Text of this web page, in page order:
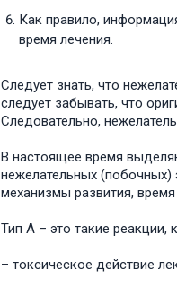
Как правило,
время лечения.
Следует знать, что
следует забывать, что
Следовательно,
В настоящее время
нежелательных
механизмы развития,
Тип А – это такие реакции,
– токсическое действие